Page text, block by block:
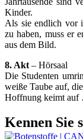
Kinder.
Als sie endlich vor
zu haben, muss er
aus dem Bild.
8. Akt – Hörsaal
Die Studenten
weiße Taube auf,
Hoffnung keimt
Kennen Sie